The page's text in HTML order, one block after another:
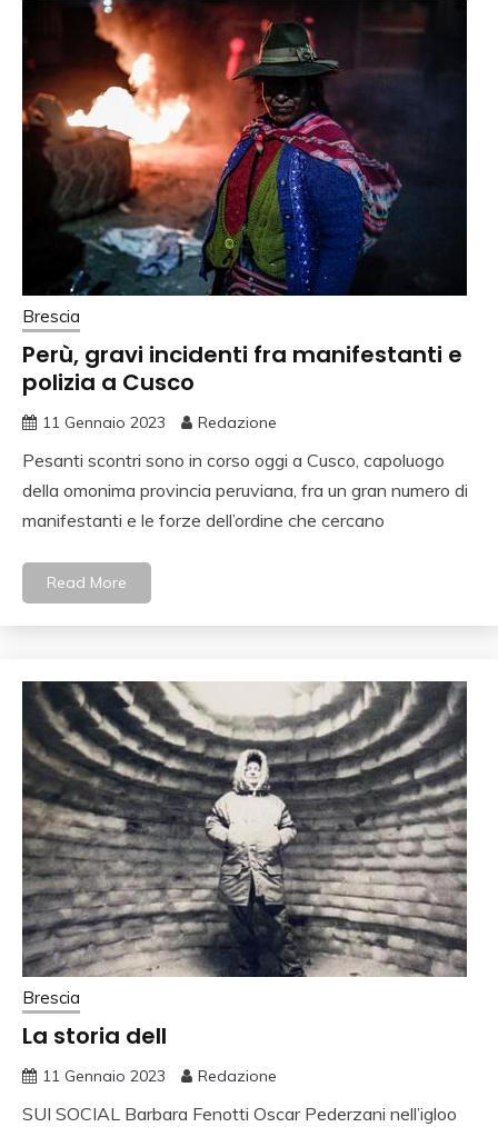
Brescia
Perù, gravi incidenti fra manifestanti e
polizia a Cusco
11 Gennaio 2023 Redazione
Pesanti scontri sono in corso oggi a Cusco, capoluogo
della omonima provincia peruviana, fra un gran numero di
manifestanti e le forze dell’ordine che cercano
Read More
Brescia
La storia dell
11 Gennaio 2023 Redazione
SUI SOCIAL Barbara Fenotti Oscar Pederzani nell’igloo